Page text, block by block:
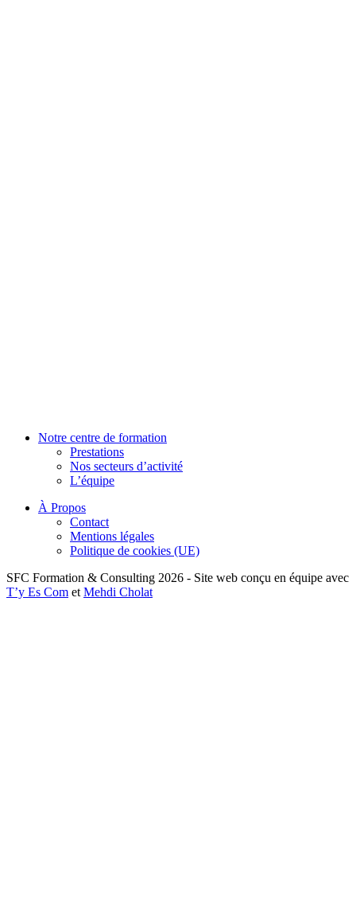
Notre centre de formation
Prestations
Nos secteurs d’activité
L’équipe
À Propos
Contact
Mentions légales
Politique de cookies (UE)
SFC Formation & Consulting 2026 - Site web conçu en équipe avec
T’y Es Com et Mehdi Cholat